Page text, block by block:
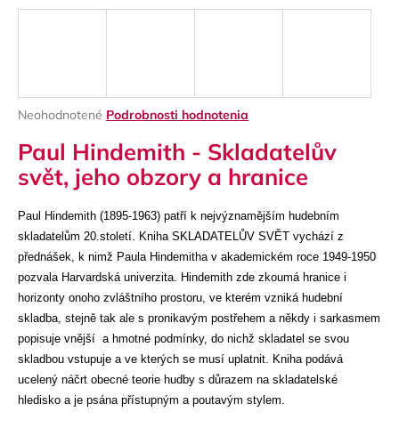
Priemerné
produktu
je
0,0
5
hviezdičiek.
Neohodnotené Podrobnosti hodnotenia
Paul Hindemith - Skladatelův
svět, jeho obzory a hranice
Paul Hindemith (1895-1963) patří k nejvýznamějším hudebním
skladatelům 20.století. Kniha SKLADATELŮV SVĚT vychází z
přednášek, k nimž Paula Hindemitha v akademickém roce 1949-1950
pozvala Harvardská univerzita. Hindemith zde zkoumá hranice i
horizonty onoho zvláštního prostoru, ve kterém vzniká hudební
skladba, stejně tak ale s pronikavým postřehem a někdy i sarkasmem
popisuje vnější a hmotné podmínky, do nichž skladatel se svou
skladbou vstupuje a ve kterých se musí uplatnit. Kniha podává
ucelený náčrt obecné teorie hudby s důrazem na skladatelské
hledisko a je psána přístupným a poutavým stylem.
ť
?
O
d
p
o
r
ú
č